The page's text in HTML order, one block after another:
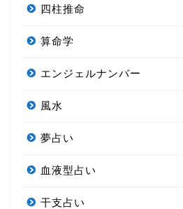
四柱推命
算命学
エンジェルナンバー
風水
夢占い
血液型占い
干支占い